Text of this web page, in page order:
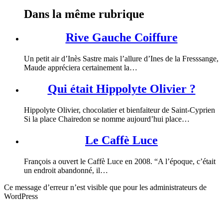
Dans la même rubrique
Rive Gauche Coiffure
Un petit air d’Inès Sastre mais l’allure d’Ines de la Fresssange,
Maude appréciera certainement la…
Qui était Hippolyte Olivier ?
Hippolyte Olivier, chocolatier et bienfaiteur de Saint-Cyprien
Si la place Chairedon se nomme aujourd’hui place…
Le Caffè Luce
François a ouvert le Caffè Luce en 2008. “A l’époque, c’était
un endroit abandonné, il…
Ce message d’erreur n’est visible que pour les administrateurs de
WordPress